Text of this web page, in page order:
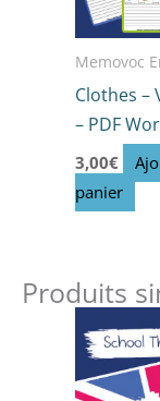
Memovoc
Clothes –
– PDF
3,00€
panier
Produits